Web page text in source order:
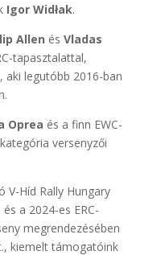
Igor Widłak.
Allen és Vladas
tapasztalattal,
, aki legutóbb 2016-ban
Oprea és a finn EWC-
versenyzői
V-Híd Rally Hungary
a 2024-es ERC-
megrendezésében
kiemelt támogatóink